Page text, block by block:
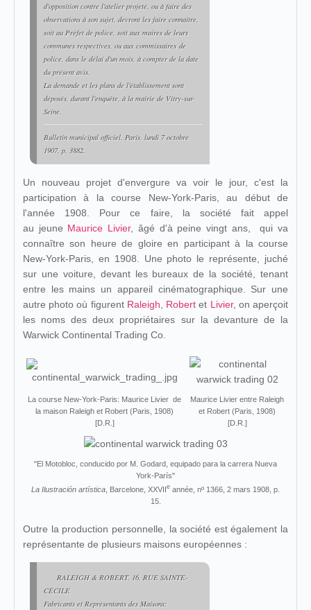
d'opposition contre l'atelier projeté, ou à faire des
observations à son sujet, devront les faire connaître,
soit au Préfet de police, soit aux maires de leurs
communes respectives, ou aux commissaires de
police, dans le délai d'un mois, à compter de la date
du présent avis.
La demande et les plans de l'établissement sont
déposés, durant l'enquête, à la mairie de Vitry-sur-
Seine.
Bulletin municipal officiel, Paris, lundi 7 octobre
1907, p. 3882.
Un nouveau projet d'envergure va voir le jour, c'est la
participation à la course New-York-Paris, au début de
l'année 1908. Pour ce faire, la société fait appel
au jeune Maurice Livier, âgé d'à peine vingt ans, qui va
connaître son heure de gloire en participant à la course
New-York-Paris, en 1908. Une photo le représente, juché
sur une voiture, devant les bureaux de la société, tenant
entre les mains un appareil cinématographique. Sur une
autre photo où figurent Raleigh, Robert et Livier, on aperçoit
les noms des deux propriétaires sur la devanture de la
Warwick Continental Trading Co.
La course New-York-Paris: Maurice Livier de
la maison Raleigh et Robert (Paris, 1908)
[D.R.]
Maurice Livier entre Raleigh
et Robert (Paris, 1908)
[D.R.]
"El Motobloc, conducido por M. Godard, equipado para la carrera Nueva
York-París"
La Ilustración artística , Barcelone, XXVIIe année, nº 1366, 2 mars 1908, p.
15.
Outre la production personnelle, la société est également la
représentante de plusieurs maisons européennes :
RALEIGH & ROBERT, 16, RUE SAINTE-
CÉCILE
Fabricants et Représentants des Maisons: